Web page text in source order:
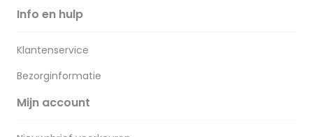
Info en hulp
Klantenservice
Bezorginformatie
Mijn account